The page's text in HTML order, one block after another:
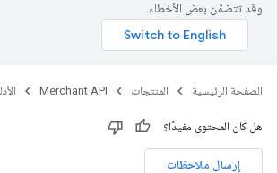
وقد تتضمّن بعض الأخطاء.
الصفحة الرئيسية المنتجات Merchant API
هل كان المحتوى مفيدًا؟
إرسال ملاحظات